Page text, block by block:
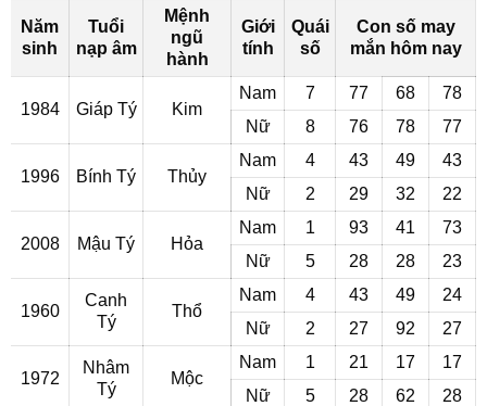
Năm
sinh
Tuổi
nạp âm
Mệnh
ngũ
hành
Giới
tính
Quái
số
Con số may
mắn hôm nay
1984 Giáp Tý Kim
Nam 7 77 68
78
Nữ
8 76 78 77
1996 Bính Tý Thủy
Nam 4 43 49
43
Nữ
2 29 32 22
2008 Mậu Tý Hỏa
Nam 1 93 41
73
Nữ
5 28 28 23
1960
Canh
Tý
Thổ
Nam 4 43 49
24
Nữ
2 27 92 27
1972
Nhâm
Tý
Mộc
Nam 1 21 17
17
Nữ
5 28 62
28